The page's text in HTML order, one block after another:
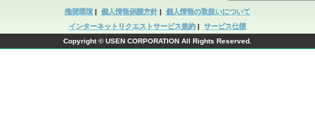
推奨環境| 個人情報保護方針
個人情報の取扱いについて
インターネットリクエストサービス規約
サービス仕様
Copyright © USEN CORPORATION All Rights Reserved.